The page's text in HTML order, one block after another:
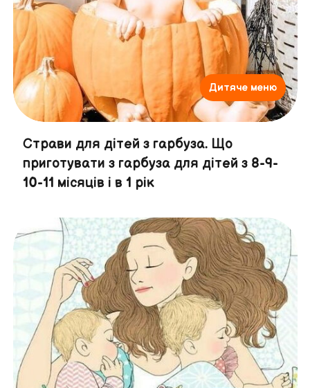
Дитяче меню
Страви для дітей з гарбуза. Що
приготувати з гарбуза для дітей з 8-9-
10-11 місяців і в 1 рік